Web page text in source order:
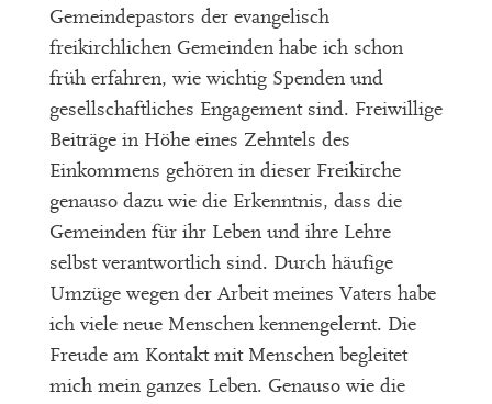
Gemeindepastors der evangelisch
freikirchlichen Gemeinden habe ich schon
früh erfahren, wie wichtig Spenden und
gesellschaftliches Engagement sind. Freiwillige
Beiträge in Höhe eines Zehntels des
Einkommens gehören in dieser Freikirche
genauso dazu wie die Erkenntnis, dass die
Gemeinden für ihr Leben und ihre Lehre
selbst verantwortlich sind. Durch häufige
Umzüge wegen der Arbeit meines Vaters habe
ich viele neue Menschen kennengelernt. Die
Freude am Kontakt mit Menschen begleitet
mich mein ganzes Leben. Genauso wie die